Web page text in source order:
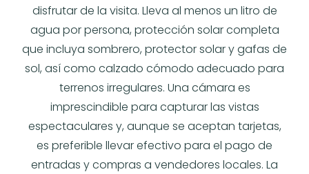
disfrutar de la visita. Lleva al menos un litro de
agua por persona, protección solar completa
que incluya sombrero, protector solar y gafas de
sol, así como calzado cómodo adecuado para
terrenos irregulares. Una cámara es
imprescindible para capturar las vistas
espectaculares y, aunque se aceptan tarjetas,
es preferible llevar efectivo para el pago de
entradas y compras a vendedores locales. La